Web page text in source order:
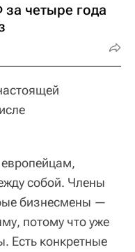
четыре года
собой. Члены
бизнесмены —
потому что уже
Есть конкретные